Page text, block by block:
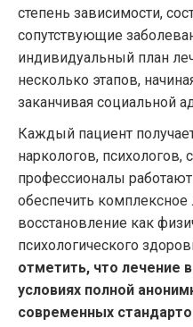
степень зависимости,
сопутствующие
индивидуальный план
несколько этапов,
заканчивая социальной
Каждый пациент
наркологов, психологов,
профессионалы
обеспечить комплексное
восстановление как
психологического
отметить, что лечение
условиях полной
современных